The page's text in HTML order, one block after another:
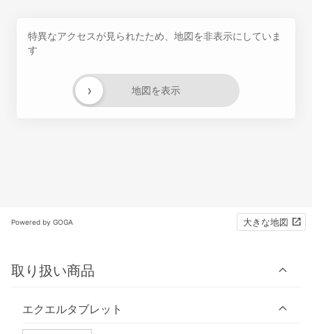
特異なアクセスが見られたため、地図を非表示にしていま
す
地図を表示
›
Powered by GOGA 大きな地図
取り扱い商品
エクエルタブレット